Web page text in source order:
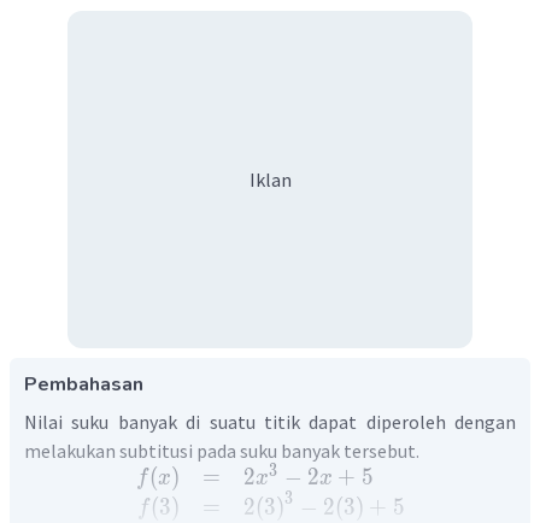
Iklan
Pembahasan
Nilai suku banyak di suatu titik dapat diperoleh dengan
melakukan subtitusi pada suku banyak tersebut.
f(x)
f (3)
=
=
2x3 − 2x + 5
2(3)3 − 2(3) + 5